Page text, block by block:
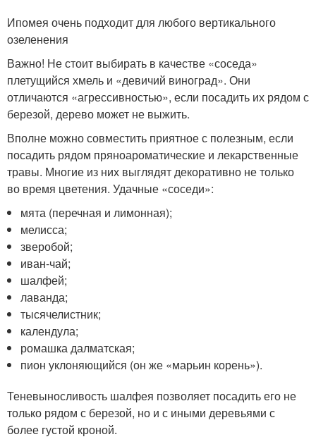
Ипомея очень подходит для любого вертикального
озеленения
Важно! Не стоит выбирать в качестве «соседа»
плетущийся хмель и «девичий виноград». Они
отличаются «агрессивностью», если посадить их рядом с
березой, дерево может не выжить.
Вполне можно совместить приятное с полезным, если
посадить рядом пряноароматические и лекарственные
травы. Многие из них выглядят декоративно не только
во время цветения. Удачные «соседи»:
мята (перечная и лимонная);
мелисса;
зверобой;
иван-чай;
шалфей;
лаванда;
тысячелистник;
календула;
ромашка далматская;
пион уклоняющийся (он же «марьин корень»).
Теневыносливость шалфея позволяет посадить его не
только рядом с березой, но и с иными деревьями с
более густой кроной.